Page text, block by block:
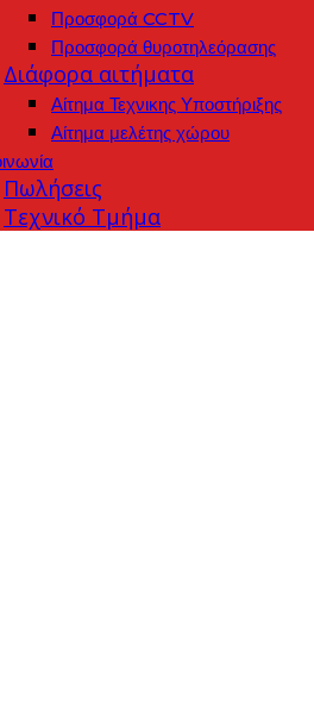
Προσφορά CCTV
Προσφορά θυροτηλεόρασης
Διάφορα αιτήματα
Αίτημα Τεχνικης Υποστήριξης
Αίτημα μελέτης χώρου
Πωλήσεις
Τεχνικό Τμήμα